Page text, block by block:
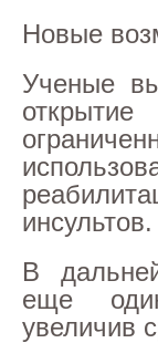
Новые
Ученые
инсультов.
В
еще
увеличив